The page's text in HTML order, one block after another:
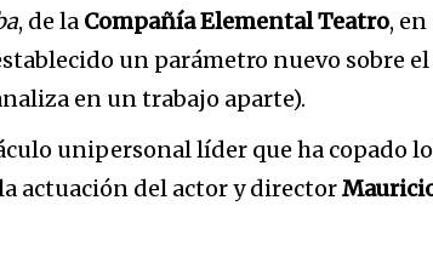
, de la Compañía Elemental Teatro, en
un parámetro nuevo sobre el
en un trabajo aparte).
unipersonal líder que ha copado
actuación del actor y director